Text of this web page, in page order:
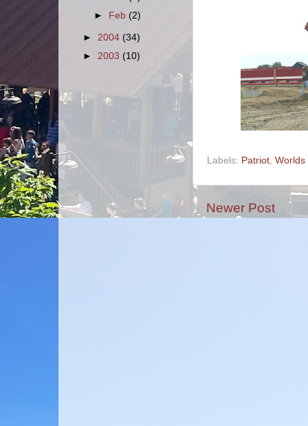
Labels: Patriot Worlds
Newer Post
► Feb(2)
► 2004 (34)
► 2003 (10)